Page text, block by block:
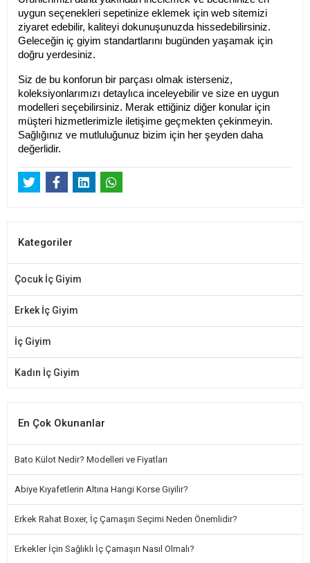
uygun seçenekleri sepetinize eklemek için web sitemizi
ziyaret edebilir, kaliteyi dokunuşunuzda hissedebilirsiniz.
Geleceğin iç giyim standartlarını bugünden yaşamak için
doğru yerdesiniz.
Siz de bu konforun bir parçası olmak isterseniz,
koleksiyonlarımızı detaylıca inceleyebilir ve size en uygun
modelleri seçebilirsiniz. Merak ettiğiniz diğer konular için
müşteri hizmetlerimizle iletişime geçmekten çekinmeyin.
Sağlığınız ve mutluluğunuz bizim için her şeyden daha
değerlidir.
Kategoriler
Çocuk İç Giyim
Erkek İç Giyim
İç Giyim
Kadın İç Giyim
En Çok Okunanlar
Bato Külot Nedir? Modelleri ve Fiyatları
Abiye Kıyafetlerin Altına Hangi Korse Giyilir?
Erkek Rahat Boxer, İç Çamaşırı Seçimi Neden Önemlidir?
Erkekler İçin Sağlıklı İç Çamaşırı Nasıl Olmalı?